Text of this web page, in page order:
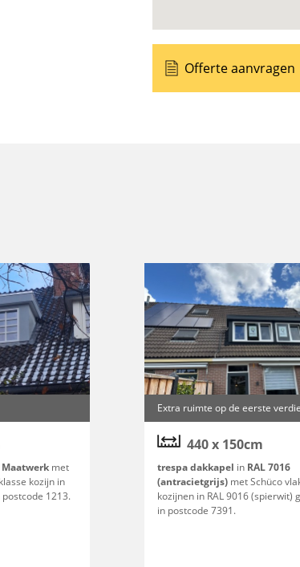
Offerte aanvragen
Maatwerk met
kozijn in
1213.
Extra ruimte op de eerste
440 x 150cm
trespa dakkapel in RAL 7016
(antracietgrijs) met Schüco
kozijnen in RAL 9016 (spierwit)
in postcode 7391.